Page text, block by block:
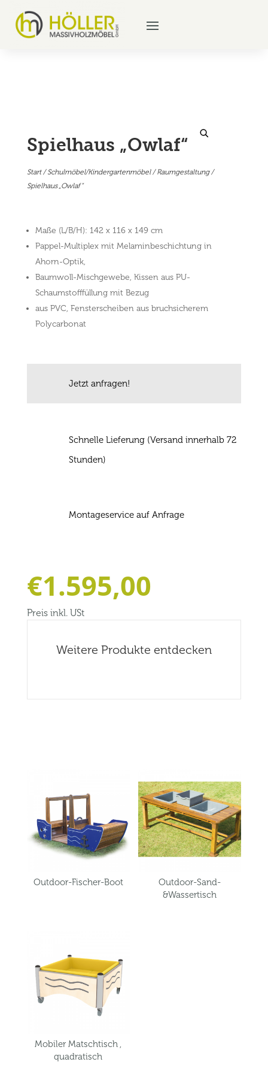
Spielhaus „Owlaf“
Start/Schulmöbel/Kindergartenmöbel/Raumgestaltung/
Spielhaus „Owlaf“
Maße (L/B/H): 142 x 116 x 149 cm
Pappel-Multiplex mit Melaminbeschichtung in
Ahorn-Optik,
Baumwoll-Mischgewebe, Kissen aus PU-
Schaumstofffüllung mit Bezug
aus PVC, Fensterscheiben aus bruchsicherem
Polycarbonat
Jetzt anfragen!
Schnelle Lieferung (Versand innerhalb 72
Stunden)
Montageservice auf Anfrage
€1.595,00
Preis inkl. USt
Weitere Produkte entdecken
Outdoor-Fischer-Boot
Outdoor-Sand-
&Wassertisch
Mobiler Matschtisch ,
quadratisch